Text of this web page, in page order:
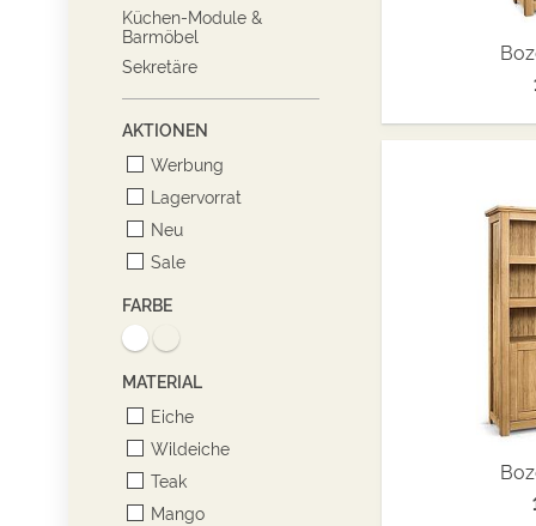
Küchen-Module &
Barmöbel
Sekretäre
AKTIONEN
Werbung
Lagervorrat
Neu
Sale
FARBE
MATERIAL
Eiche
Wildeiche
Teak
Mango